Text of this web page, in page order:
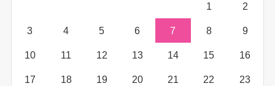
1 2
3 4 5 6 7 8 9
10 11 12 13 14 15 16
17 18 19 20 21 22 23